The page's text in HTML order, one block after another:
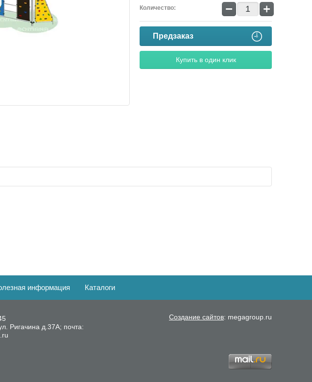
Количество: − +
Предзаказ
Купить в один клик
информация Каталоги
Ригачина д.37А; почта:
Создание сайтов: megagroup.ru